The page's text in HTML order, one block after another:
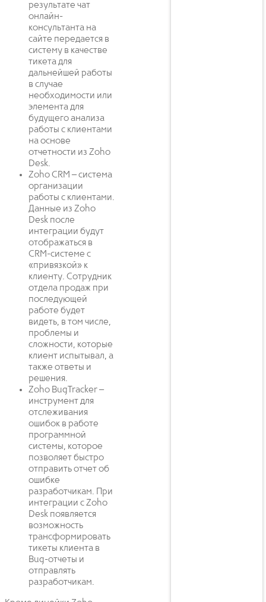
результате чат
онлайн-
консультанта на
сайте передается в
систему в качестве
тикета для
дальнейшей работы
в случае
необходимости или
элемента для
будущего анализа
работы с клиентами
на основе
отчетности из Zoho
Desk.
Zoho CRM – система
организации
работы с клиентами.
Данные из Zoho
Desk после
интеграции будут
отображаться в
CRM-системе с
«привязкой» к
клиенту. Сотрудник
отдела продаж при
последующей
работе будет
видеть, в том числе,
проблемы и
сложности, которые
клиент испытывал, а
также ответы и
решения.
Zoho BugTracker –
инструмент для
отслеживания
ошибок в работе
программной
системы, которое
позволяет быстро
отправить отчет об
ошибке
разработчикам. При
интеграции с Zoho
Desk появляется
возможность
трансформировать
тикеты клиента в
Bug-отчеты и
отправлять
разработчикам.